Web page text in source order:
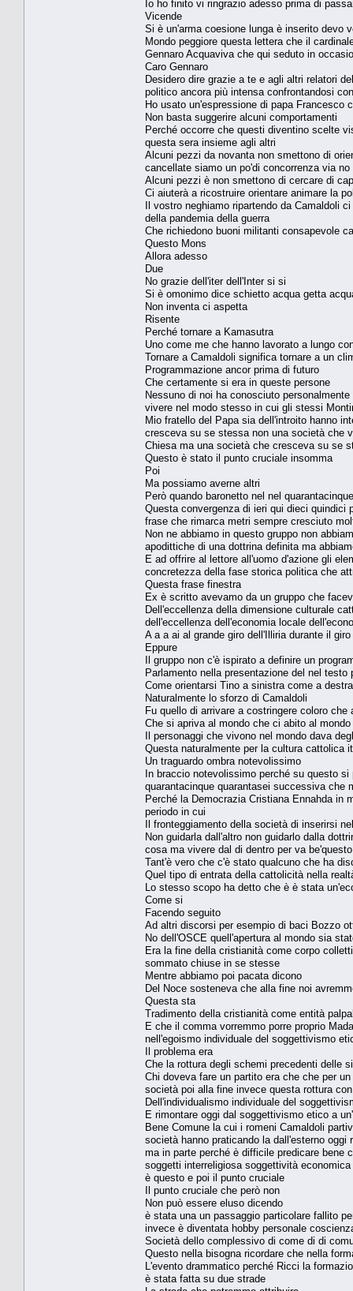
Io ho finito vi ringrazio adesso prima di
Vicende
Si è un'arma coesione lunga è inserito devo
Mondo peggiore questa lettera che il
Gennaro Acquaviva che qui seduto in
Caro Gennaro
Desidero dire grazie a te e agli altri relatori
politico ancora più intensa confrontandosi
Ho usato un'espressione di papa Francesco
Non basta suggerire alcuni comportamenti
Perché occorre che questi diventino scelte
questa sera insieme agli altri
Alcuni pezzi da novanta non smettono di
cancellate siamo un po'di concorrenza via no
Alcuni pezzi è non smettono di cercare di
Ci aiuterà a ricostruire orientare animare la
Il vostro neghiamo ripartendo da Camaldoli
della pandemia della guerra
Che richiedono buoni militanti consapevole
Questo Mons
Allora adesso
Due
No grazie dell'iter dell'Inter si si
Si è omonimo dice schietto acqua getta
Non inventa ci aspetta
Risente
Perché tornare a Kamasutra
Uno come me che hanno lavorato a lungo
Tornare a Camaldoli significa tornare a un
Programmazione ancor prima di futuro
Che certamente si era in queste persone
Nessuno di noi ha conosciuto
vivere nel modo stesso in cui gli stessi
Mio fratello del Papa sia dell'introito hanno
cresceva su se stessa non una società che
Chiesa ma una società che cresceva su se
Questo è stato il punto cruciale insomma
Poi
Ma possiamo averne altri
Però quando baronetto nel nel
Questa convergenza di ieri qui dieci
frase che rimarca metri sempre cresciuto
Non ne abbiamo in questo gruppo non
apodittiche di una dottrina definita ma
E ad offrire al lettore all'uomo d'azione gli
concretezza della fase storica politica che
Questa frase finestra
Ex è scritto avevamo da un gruppo che
Dell'eccellenza della dimensione culturale
dell'eccellenza dell'economia locale
A a a ai al grande giro dell'Illiria durante il
Eppure
Il gruppo non c'è ispirato a definire un
Parlamento nella presentazione del nel
Come orientarsi Tino a sinistra come a destra
Naturalmente lo sforzo di Camaldoli
Fu quello di arrivare a costringere coloro
Che si apriva al mondo che ci abito al
Il personaggi che vivono nel mondo dava
Questa naturalmente per la cultura cattolica
Un traguardo ombra notevolissimo
In braccio notevolissimo perché su questo
quarantacinque quarantasei successiva che
Perché la Democrazia Cristiana Ennahda in
periodo in cui
Il fronteggiamento della società di inserirsi
Non guidarla dall'altro non guidarlo dalla
cosa ma vivere dal di dentro per va
Tant'è vero che c'è stato qualcuno che ha
Quel tipo di entrata della cattolicità nella
Lo stesso scopo ha detto che è è stata
Come si
Facendo seguito
Ad altri discorsi per esempio di baci Bozzo
No dell'OSCE quell'apertura al mondo sia
Era la fine della cristianità come corpo
sommato chiuse in se stesse
Mentre abbiamo poi pacata dicono
Del Noce sosteneva che alla fine noi
Questa sta
Tradimento della cristianità come entità
E che il comma vorremmo porre proprio
nell'egoismo individuale del soggettivismo
Il problema era
Che la rottura degli schemi precedenti delle
Chi doveva fare un partito era che che per
società poi alla fine invece questa rottura
Dell'individualismo individuale del
E rimontare oggi dal soggettivismo etico a
Bene Comune la cui i romeni Camaldoli
società hanno praticando la dall'esterno
ma in parte perché è difficile predicare bene
soggetti interreligiosa soggettività
è questo e poi il punto cruciale
Il punto cruciale che però non
Non può essere eluso dicendo
è stata una un passaggio particolare fallito
invece è diventata hobby personale
Società dello complessivo di come di di
Questo nella bisogna ricordare che nella
L'evento drammatico perché Ricci la
è stata fatta su due strade